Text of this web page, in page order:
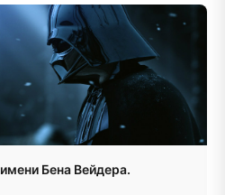
Бена Вейдера.